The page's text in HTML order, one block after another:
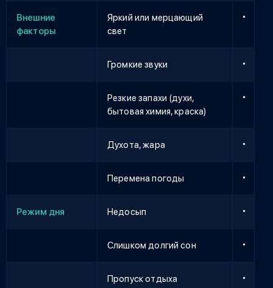
Внешние
факторы
Яркий или мерцающий
свет
Громкие звуки
Резкие запахи (духи,
бытовая химия, краска)
Духота, жара
Перемена погоды
Режим дня Недосып
Слишком долгий сон
Пропуск отдыха